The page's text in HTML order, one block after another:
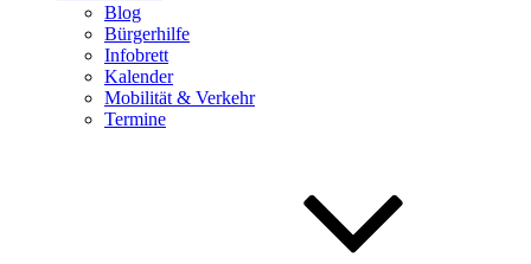
Blog
Bürgerhilfe
Infobrett
Kalender
Mobilität & Verkehr
Termine